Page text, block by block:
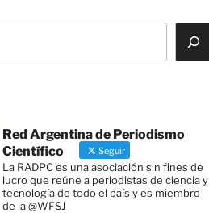
Red Argentina de Periodismo
Científico
Seguir
La RADPC es una asociación sin fines de
lucro que reúne a periodistas de ciencia y
tecnología de todo el país y es miembro
de la @WFSJ